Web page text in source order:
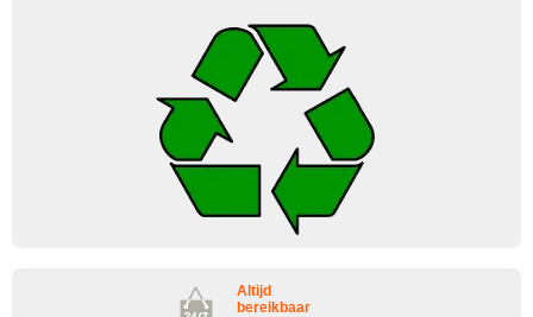
Altijd
bereikbaar